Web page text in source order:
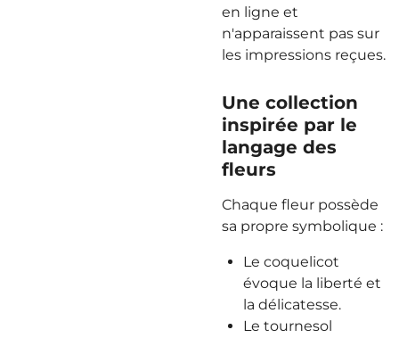
en ligne et
n'apparaissent pas sur
les impressions reçues.
Une collection
inspirée par le
langage des
fleurs
Chaque fleur possède
sa propre symbolique :
Le coquelicot
évoque la liberté et
la délicatesse.
Le tournesol